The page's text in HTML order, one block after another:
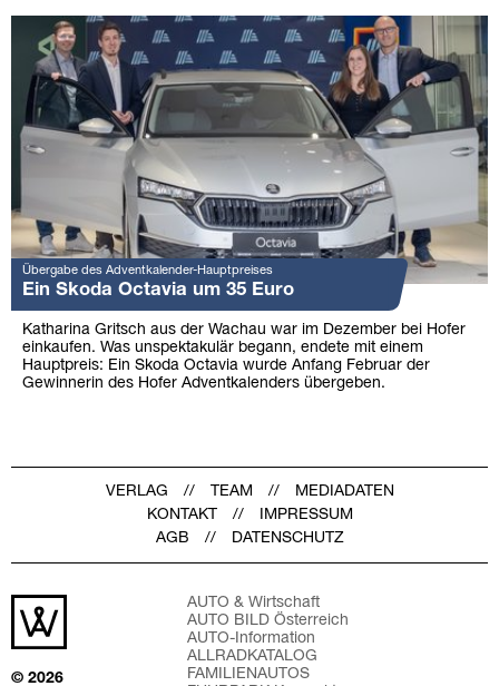
Übergabe des Adventkalender-Hauptpreises
Ein Skoda Octavia um 35 Euro
Katharina Gritsch aus der Wachau war im Dezember bei Hofer
einkaufen. Was unspektakulär begann, endete mit einem
Hauptpreis: Ein Skoda Octavia wurde Anfang Februar der
Gewinnerin des Hofer Adventkalenders übergeben.
VERLAG TEAM
MEDIADATEN
KONTAKT
IMPRESSUM
AGB
DATENSCHUTZ
© 2026
AUTO & Wirtschaft
AUTO BILD Österreich
AUTO-Information
ALLRADKATALOG
FAMILIENAUTOS